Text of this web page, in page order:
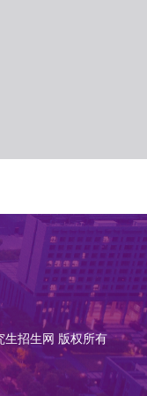
生招生网 版权所有